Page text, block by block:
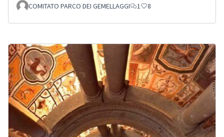
COMITATO PARCO DEI GEMELLAGGI
1 8